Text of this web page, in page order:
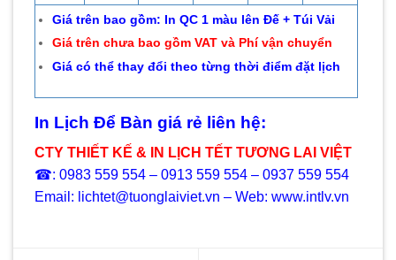
Giá trên bao gồm: In QC 1 màu lên Đế + Túi Vải
Giá trên chưa bao gồm VAT và Phí vận chuyển
Giá có thể thay đổi theo từng thời điểm đặt lịch
In Lịch Để Bàn giá rẻ liên hệ:
CTY THIẾT KẾ & IN LỊCH TẾT TƯƠNG LAI VIỆT
☎: 0983 559 554 – 0913 559 554 – 0937 559 554
Email: lichtet@tuonglaiviet.vn – Web: www.intlv.vn